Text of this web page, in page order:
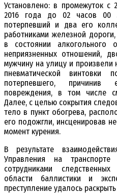
Установлено: в промежуток с
2016 года до 02 часов 00
потерпевший и два его
работниками железной
в состоянии алкогольного
неприязненных отношений,
мужчину на улицу и произвели
пневматической
потерпевшего,
повреждения, в том числе
Далее, с целью сокрытия
тело в пункт обогрева,
его подожгли, инсценировав
момент курения.
В результате
Управления на
сотрудниками
области баллистики и
преступление удалось